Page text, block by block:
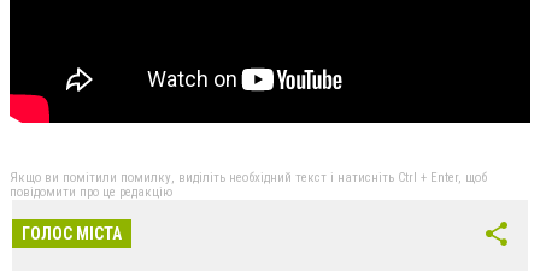
Якщо ви помітили помилку, виділіть необхідний текст і натисніть Ctrl + Enter, щоб
повідомити про це редакцію
ГОЛОС МІСТА